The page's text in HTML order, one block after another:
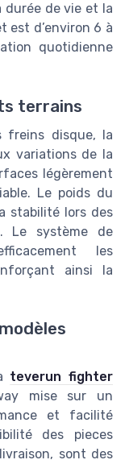
de vie et la
est d’environ 6 à
quotidienne
terrains
freins disque, la
variations de la
légèrement
Le poids du
stabilité lors des
Le système de
les
ainsi la
teverun fighter
mise sur un
et facilité
des pieces
sont des